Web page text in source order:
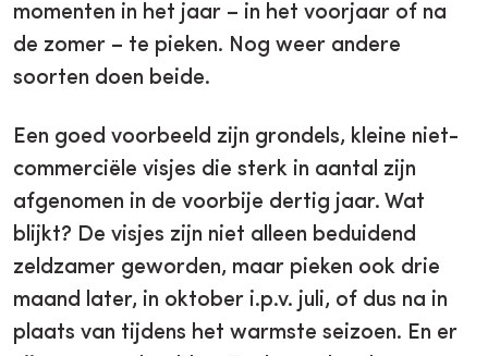
momenten in het jaar – in het voorjaar of na
de zomer – te pieken. Nog weer andere
soorten doen beide.
Een goed voorbeeld zijn grondels, kleine niet-
commerciële visjes die sterk in aantal zijn
afgenomen in de voorbije dertig jaar. Wat
blijkt? De visjes zijn niet alleen beduidend
zeldzamer geworden, maar pieken ook drie
maand later, in oktober i.p.v. juli, of dus na in
plaats van tijdens het warmste seizoen. En er